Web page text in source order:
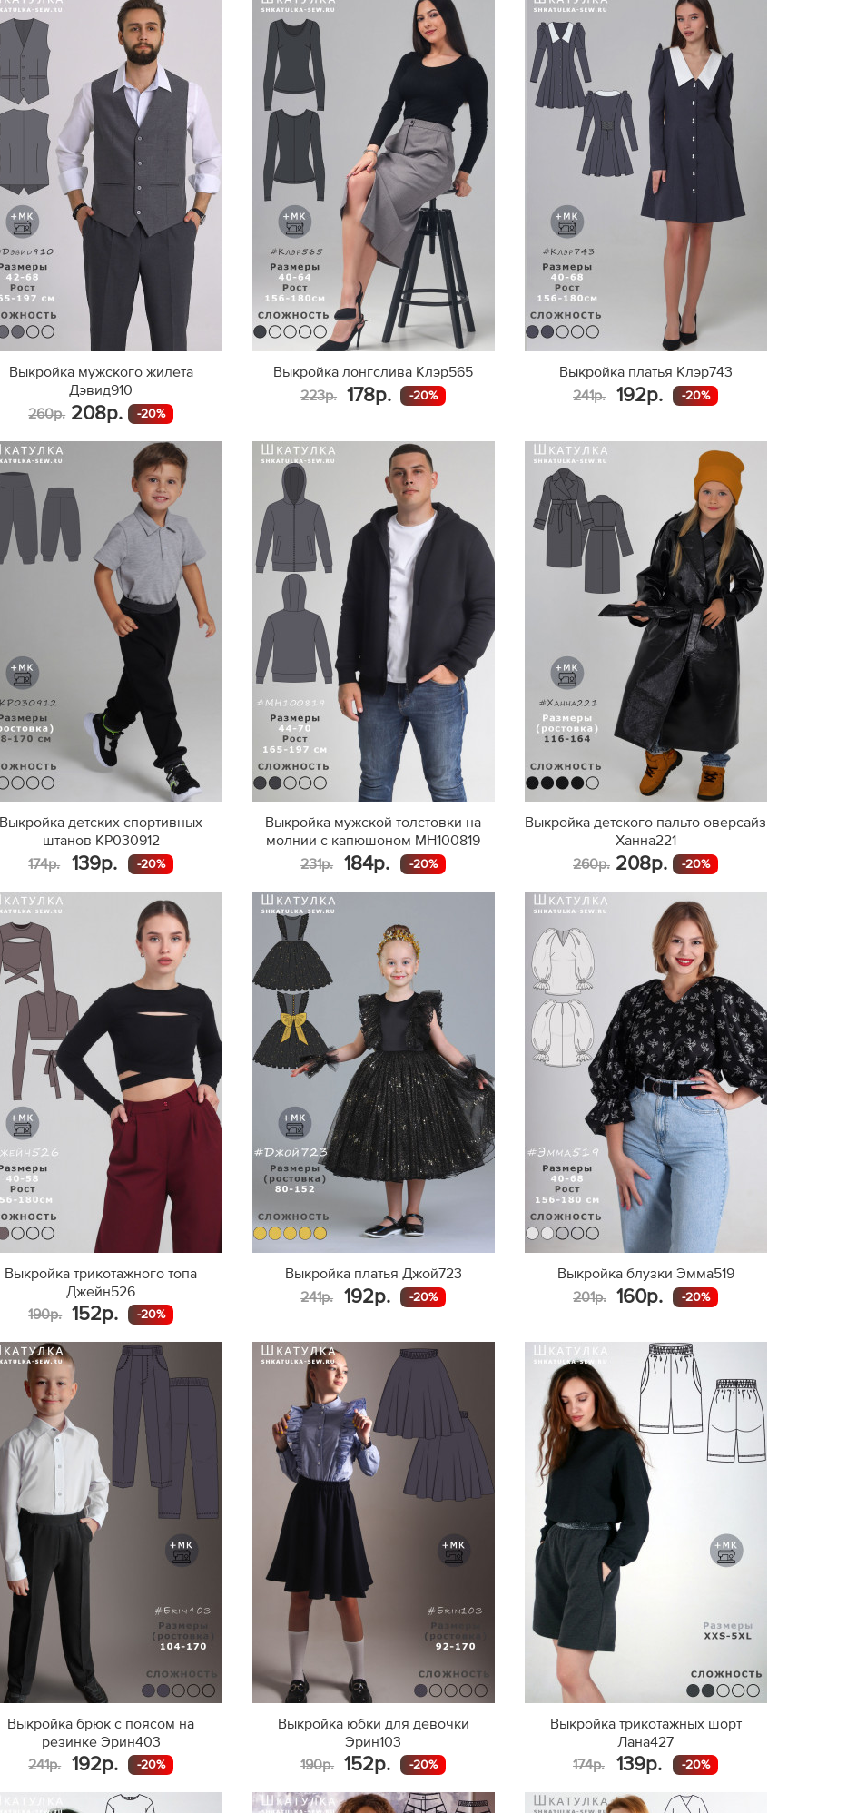
Выкройка мужского жилета
Дэвид910
260р. 208р. -20%
Выкройка лонгслива Клэр565
223р.
178р. -20%
Выкройка платья Клэр743
241р.
192р. -20%
Выкройка детских спортивных
штанов KP030912
174р.
139р. -20%
Выкройка мужской толстовки на
молнии с капюшоном MH100819
231р.
184р. -20%
Выкройка детского пальто оверсайз
Ханна221
260р. 208р. -20%
Выкройка трикотажного топа
Джейн526
190р.
152р. -20%
Выкройка платья Джой723
241р.
192р. -20%
Выкройка блузки Эмма519
201р.
160р. -20%
Выкройка брюк с поясом на
резинке Эрин403
241р.
192р. -20%
Выкройка юбки для девочки
Эрин103
190р.
152р. -20%
Выкройка трикотажных шорт
Лана427
174р.
139р. -20%